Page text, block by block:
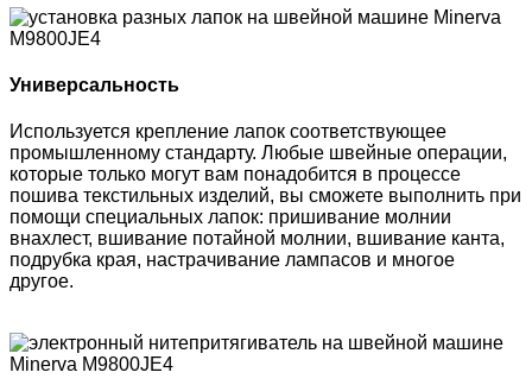
Универсальность
Используется крепление лапок соответствующее
промышленному стандарту. Любые швейные операции,
которые только могут вам понадобится в процессе
пошива текстильных изделий, вы сможете выполнить при
помощи специальных лапок: пришивание молнии
внахлест, вшивание потайной молнии, вшивание канта,
подрубка края, настрачивание лампасов и многое
другое.